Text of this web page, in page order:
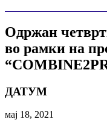
Oдржан
во рамки на
ДАТУМ
мај 18, 2021